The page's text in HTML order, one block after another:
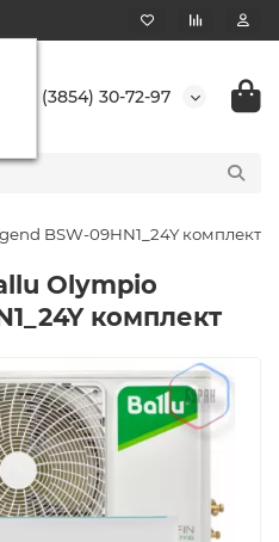
+7 (3854) 30-72-97
BSW-09HN1_24Y комплект
Olympio
комплект